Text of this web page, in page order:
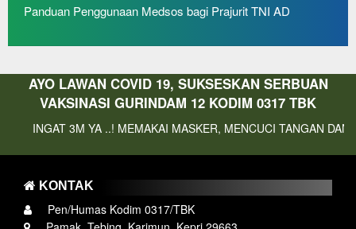
Panduan Penggunaan Medsos bagi Prajurit TNI AD
AYO LAWAN COVID 19, SUKSESKAN SERBUAN
VAKSINASI GURINDAM 12 KODIM 0317 TBK
YA ..! MEMAKAI MASKER, MENCUCI TANGAN DAN MENJAGA
KONTAK
Pen/Humas Kodim 0317/TBK